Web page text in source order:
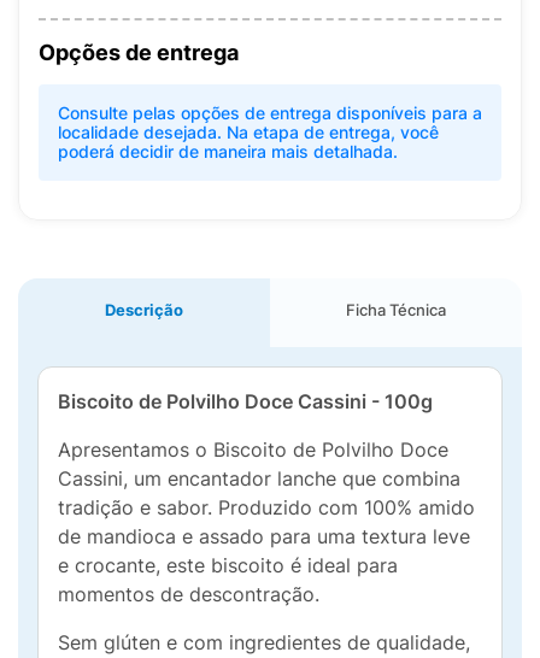
Opções de entrega
Consulte pelas opções de entrega disponíveis para a
localidade desejada. Na etapa de entrega, você
poderá decidir de maneira mais detalhada.
Descrição Ficha Técnica
Biscoito de Polvilho Doce Cassini - 100g
Apresentamos o Biscoito de Polvilho Doce
Cassini, um encantador lanche que combina
tradição e sabor. Produzido com 100% amido
de mandioca e assado para uma textura leve
e crocante, este biscoito é ideal para
momentos de descontração.
Sem glúten e com ingredientes de qualidade,